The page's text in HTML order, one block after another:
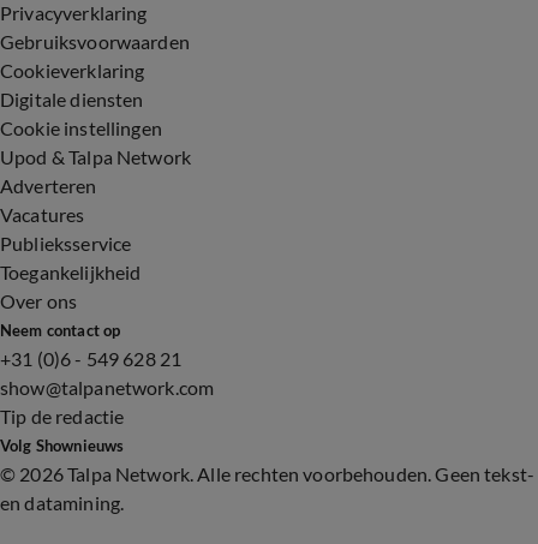
Privacyverklaring
Gebruiksvoorwaarden
Cookieverklaring
Digitale diensten
Cookie instellingen
Upod & Talpa Network
Adverteren
Vacatures
Publieksservice
Toegankelijkheid
Over ons
Neem contact op
+31 (0)6 - 549 628 21
show@talpanetwork.com
Tip de redactie
Volg Shownieuws
© 2026 Talpa Network. Alle rechten voorbehouden. Geen tekst-
en datamining.